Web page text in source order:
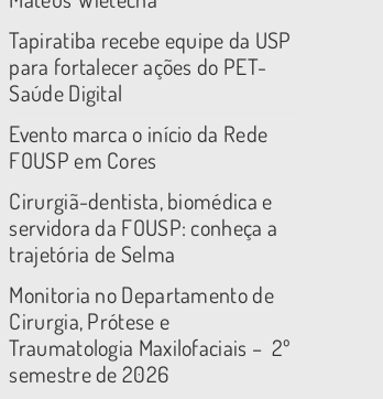
Tapiratiba recebe equipe da USP
para fortalecer ações do PET-
Saúde Digital
Evento marca o início da Rede
FOUSP em Cores
Cirurgiã-dentista, biomédica e
servidora da FOUSP: conheça a
trajetória de Selma
Monitoria no Departamento de
Cirurgia, Prótese e
Traumatologia Maxilofaciais – 2º
semestre de 2026